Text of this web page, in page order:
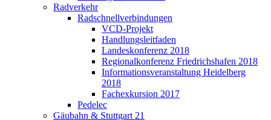
Radverkehr
Radschnellverbindungen
VCD-Projekt
Handlungsleitfaden
Landeskonferenz 2018
Regionalkonferenz Friedrichshafen 2018
Informationsveranstaltung Heidelberg
2018
Fachexkursion 2017
Pedelec
Gäubahn & Stuttgart 21